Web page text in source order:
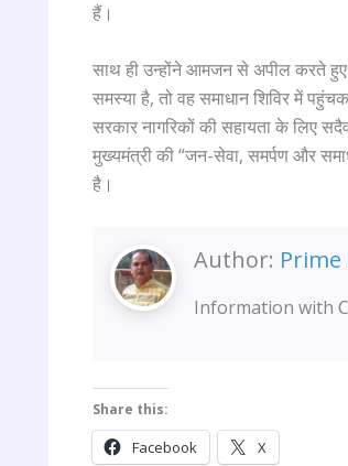
हैं।
साथ ही उन्होंने आमजन से अपील करते हुए
समस्या है, तो वह समाधान शिविर में
सरकार नागरिकों की सहायता के लिए
मुख्यमंत्री की “जन-सेवा, समर्पण और
है।
Author: Prime
Information with
Share this:
Facebook X